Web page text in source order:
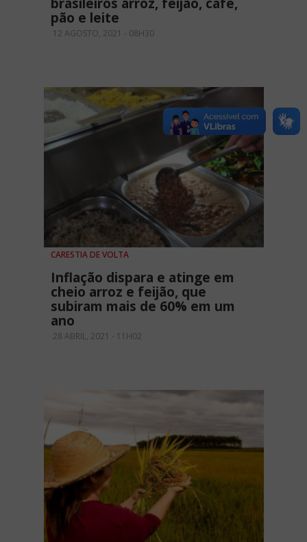
brasileiros arroz, feijão, café,
pão e leite
12 AGOSTO, 2021 - 08H30
CARESTIA DE VOLTA
Inflação dispara e atinge em
cheio arroz e feijão, que
subiram mais de 60% em um
ano
28 ABRIL, 2021 - 11H02